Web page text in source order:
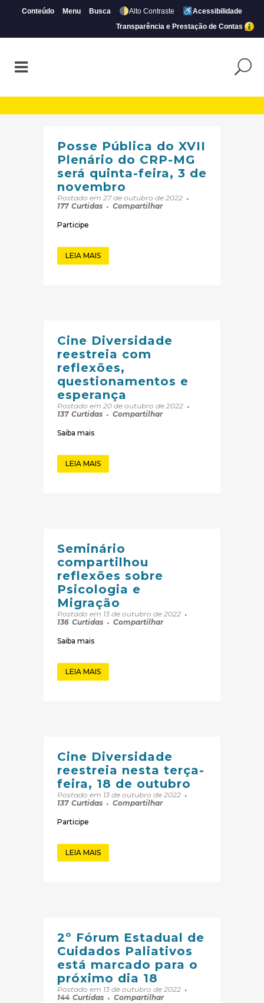
Conteúdo Menu Busca Alto Contraste
Acessibilidade
Transparência e Prestação de Contas
Posse Pública do XVII
Plenário do CRP-MG
será quinta-feira, 3 de
novembro
Postado em 27 de outubro de 2022
177 Curtidas Compartilhar
Participe
LEIA MAIS
Cine Diversidade
reestreia com
reflexões,
questionamentos e
esperança
Postado em 20 de outubro de 2022
137 Curtidas Compartilhar
Saiba mais
LEIA MAIS
Seminário
compartilhou
reflexões sobre
Psicologia e
Migração
Postado em 13 de outubro de 2022
136 Curtidas Compartilhar
Saiba mais
LEIA MAIS
Cine Diversidade
reestreia nesta terça-
feira, 18 de outubro
Postado em 13 de outubro de 2022
137 Curtidas Compartilhar
Participe
LEIA MAIS
2º Fórum Estadual de
Cuidados Paliativos
está marcado para o
próximo dia 18
Postado em 13 de outubro de 2022
144 Curtidas Compartilhar